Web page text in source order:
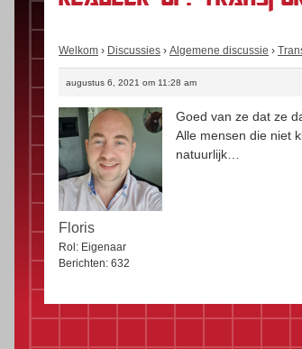
Welkom › Discussies › Algemene discussie ›
augustus 6, 2021 om 11:28 am
Floris
Rol: Eigenaar
Berichten: 632
Goed van ze dat ze
Alle mensen die niet
natuurlijk…